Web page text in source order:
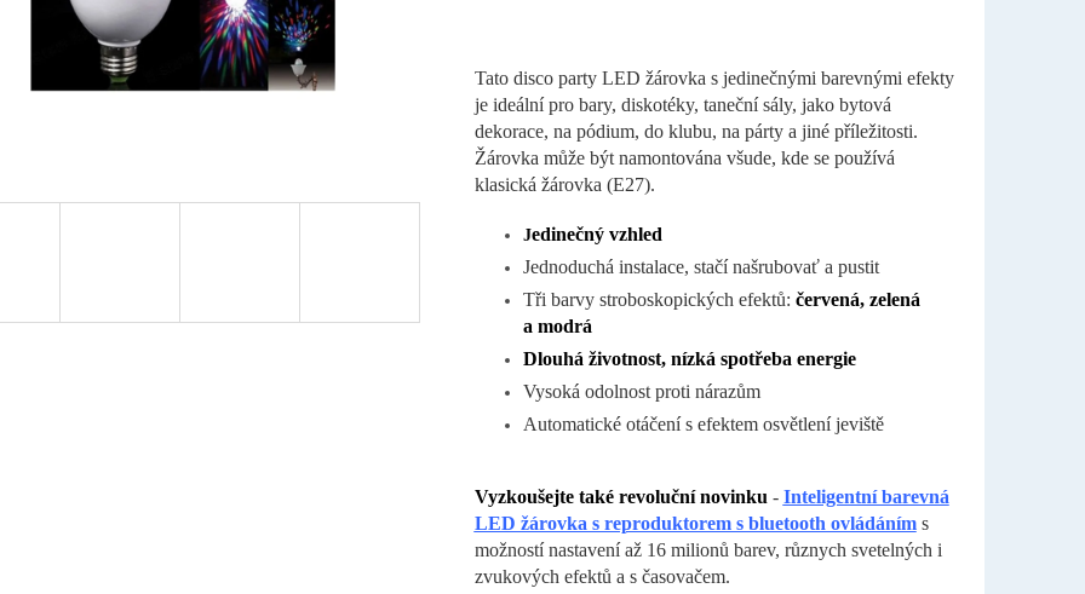
Tato disco party LED žárovka s jedinečnými barevnými efekty
je ideální pro bary, diskotéky, taneční sály, jako bytová
dekorace, na pódium, do klubu, na párty a jiné příležitosti.
Žárovka může být namontována všude, kde se používá
klasická žárovka (E27).
Jedinečný vzhled
Jednoduchá instalace, stačí našrubovať a pustit
Tři barvy stroboskopických efektů: červená, zelená
a modrá
Dlouhá životnost, nízká spotřeba energie
Vysoká odolnost proti nárazům
Automatické otáčení s efektem osvětlení jeviště
Vyzkoušejte také revoluční novinku- Inteligentní barevná
LED žárovka s reproduktorem s bluetooth ovládáním s
možností nastavení až 16 milionů barev, různych svetelných i
zvukových efektů a s časovačem.